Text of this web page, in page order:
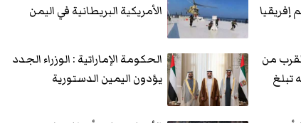
الأمريكية البريطانية في اليمن
من
تبلغ
الحكومة الإماراتية : الوزراء الجدد
يؤدون اليمين الدستورية